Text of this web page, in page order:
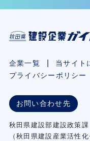
企業一覧
当サイト
プライバシーポリシー
お問い合わせ先
秋⽥県建設部建設政策課
（秋⽥県建設産業活性